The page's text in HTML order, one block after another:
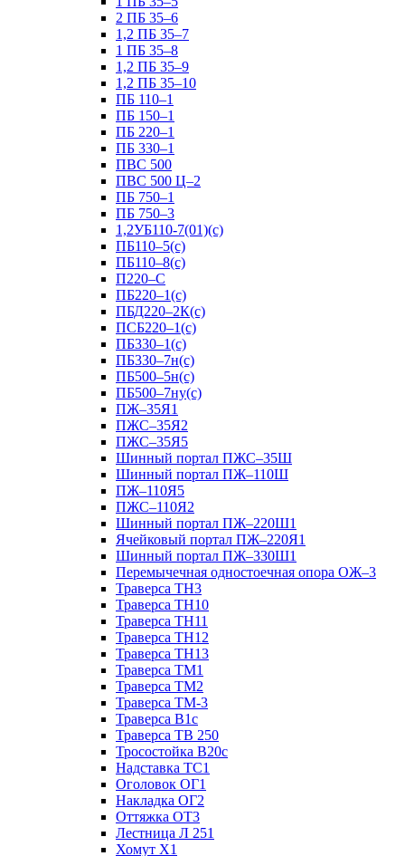
2 ПБ 35–6
1,2 ПБ 35–7
1 ПБ 35–8
1,2 ПБ 35–9
1,2 ПБ 35–10
ПБ 110–1
ПБ 150–1
ПБ 220–1
ПБ 330–1
ПВС 500
ПВС 500 Ц–2
ПБ 750–1
ПБ 750–3
1,2УБ110-7(01)(с)
ПБ110–5(с)
ПБ110–8(с)
П220–С
ПБ220–1(с)
ПБД220–2К(с)
ПСБ220–1(с)
ПБ330–1(с)
ПБ330–7н(с)
ПБ500–5н(с)
ПБ500–7ну(с)
ПЖ–35Я1
ПЖС–35Я2
ПЖС–35Я5
Шинный портал ПЖС–35Ш
Шинный портал ПЖ–110Ш
ПЖ–110Я5
ПЖС–110Я2
Шинный портал ПЖ–220Ш1
Ячейковый портал ПЖ–220Я1
Шинный портал ПЖ–330Ш1
Перемычечная одностоечная опора ОЖ–3
Траверса ТН3
Траверса ТН10
Траверса ТН11
Траверса ТН12
Траверса ТН13
Траверса ТМ1
Траверса ТМ2
Траверса ТМ-3
Траверса В1с
Траверса ТВ 250
Тросостойка В20с
Надставка ТС1
Оголовок ОГ1
Накладка ОГ2
Оттяжка ОТ3
Лестница Л 251
Хомут Х1